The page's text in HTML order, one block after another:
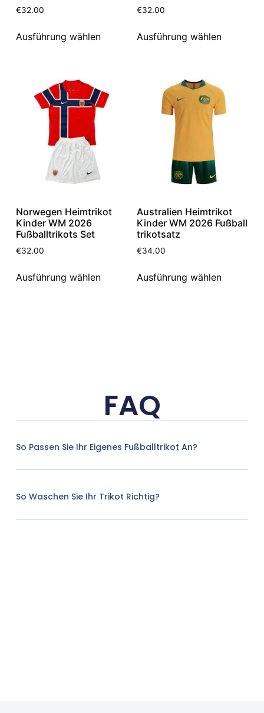
€32.00
Ausführung wählen
€32.00
Ausführung wählen
Norwegen Heimtrikot
Kinder WM 2026
Fußballtrikots Set
€32.00
Ausführung wählen
Australien Heimtrikot
Kinder WM 2026 Fußball
trikotsatz
€34.00
Ausführung wählen
FAQ
So Passen Sie Ihr Eigenes Fußballtrikot An?
So Waschen Sie Ihr Trikot Richtig?